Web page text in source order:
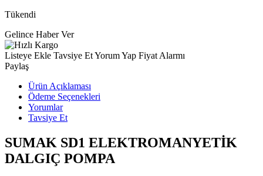
Tükendi
Gelince Haber Ver
Listeye Ekle Tavsiye EtYorum Yap Fiyat Alarmı
Paylaş
Ürün Açıklaması
Ödeme Seçenekleri
Yorumlar
Tavsiye Et
SUMAK SD1 ELEKTROMANYETİK
DALGIÇ POMPA